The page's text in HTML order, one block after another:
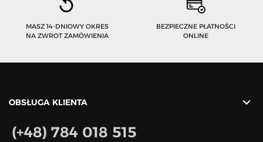
MASZ 14-DNIOWY OKRES
NA ZWROT ZAMÓWIENIA
BEZPIECZNE PŁATNOŚCI
ONLINE
OBSŁUGA KLIENTA 
(+48) 784 018 515